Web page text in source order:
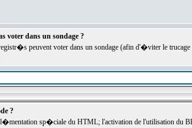
voter dans un sondage ?
peuvent voter dans un sondage (afin d'�viter le
?
sp�ciale du HTML; l'activation de l'utilisation du